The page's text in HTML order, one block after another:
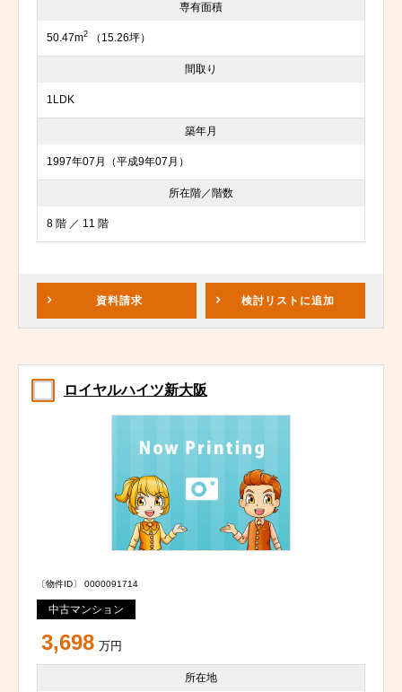
専有面積
50.47m2 （15.26坪）
間取り
1LDK
築年月
1997年07月（平成9年07月）
所在階／階数
8 階 ／ 11 階
資料請求 検討リスト に追加
ロイヤルハイツ新大阪
〔物件ID〕 0000091714
中古マンション
3,698 万円
所在地